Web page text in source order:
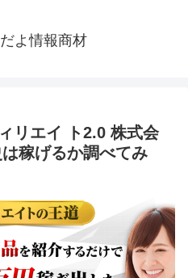
よ情報商材
リエイ ト2.0 株式会
稼げるか調べてみ